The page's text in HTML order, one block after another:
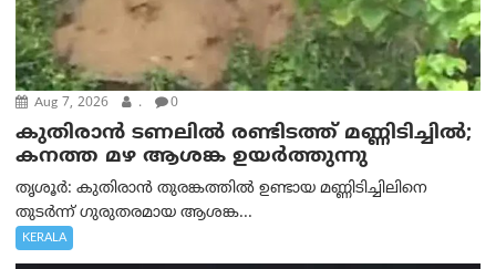
Aug 7, 2026 . 0
കുതിരാൻ ടണലിൽ രണ്ടിടത്ത് മണ്ണിടിച്ചിൽ;
കനത്ത മഴ ആശങ്ക ഉയർത്തുന്നു
തൃശൂർ: കുതിരാൻ തുരങ്കത്തിൽ ഉണ്ടായ മണ്ണിടിച്ചിലിനെ
തുടർന്ന് ഗുരുതരമായ ആശങ്ക...
KERALA